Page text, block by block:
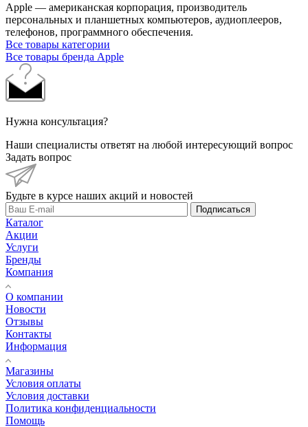
Apple — американская корпорация, производитель
персональных и планшетных компьютеров, аудиоплееров,
телефонов, программного обеспечения.
Все товары категории
Все товары бренда Apple
Нужна консультация?
Наши специалисты ответят на любой интересующий вопрос
Задать вопрос
Будьте в курсе наших акций и новостей
Подписаться
Каталог
Акции
Услуги
Бренды
Компания
О компании
Новости
Отзывы
Контакты
Информация
Магазины
Условия оплаты
Условия доставки
Политика конфиденциальности
Помощь